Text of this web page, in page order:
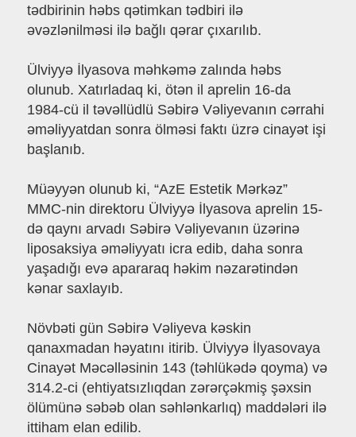
tədbirinin həbs qətimkan tədbiri ilə
əvəzlənilməsi ilə bağlı qərar çıxarılıb.
Ülviyyə İlyasova məhkəmə zalında həbs
olunub. Xatırladaq ki, ötən il aprelin 16-da
1984-cü il təvəllüdlü Səbirə Vəliyevanın cərrahi
əməliyyatdan sonra ölməsi faktı üzrə cinayət işi
başlanıb.
Müəyyən olunub ki, “AzE Estetik Mərkəz”
MMC-nin direktoru Ülviyyə İlyasova aprelin 15-
də qaynı arvadı Səbirə Vəliyevanın üzərinə
liposaksiya əməliyyatı icra edib, daha sonra
yaşadığı evə apararaq həkim nəzarətindən
kənar saxlayıb.
Növbəti gün Səbirə Vəliyeva kəskin
qanaxmadan həyatını itirib. Ülviyyə İlyasovaya
Cinayət Məcəlləsinin 143 (təhlükədə qoyma) və
314.2-ci (ehtiyatsızlıqdan zərərçəkmiş şəxsin
ölümünə səbəb olan səhlənkarlıq) maddələri ilə
ittiham elan edilib.